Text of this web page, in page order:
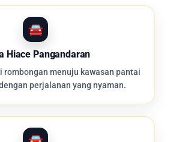
Hiace Pangandaran
rombongan menuju kawasan pantai
perjalanan yang nyaman.